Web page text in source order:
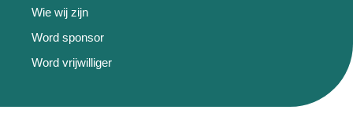
Wie wij zijn
Word sponsor
Word vrijwilliger